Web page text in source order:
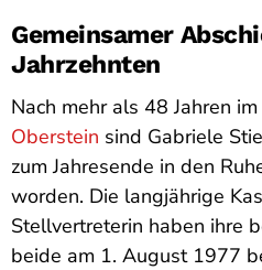
Gemeinsamer
Jahrzehnten
Nach mehr als 48 Jahren
Oberstein sind Gabriele
zum Jahresende in den
worden. Die langjährige
Stellvertreterin haben ihre
beide am 1. August 1977